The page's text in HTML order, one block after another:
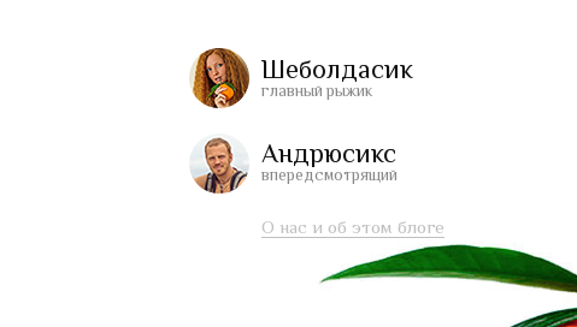
Шеболдасик
главный рыжик
Андрюсикс
впередсмотрящий
О нас и об этом блоге